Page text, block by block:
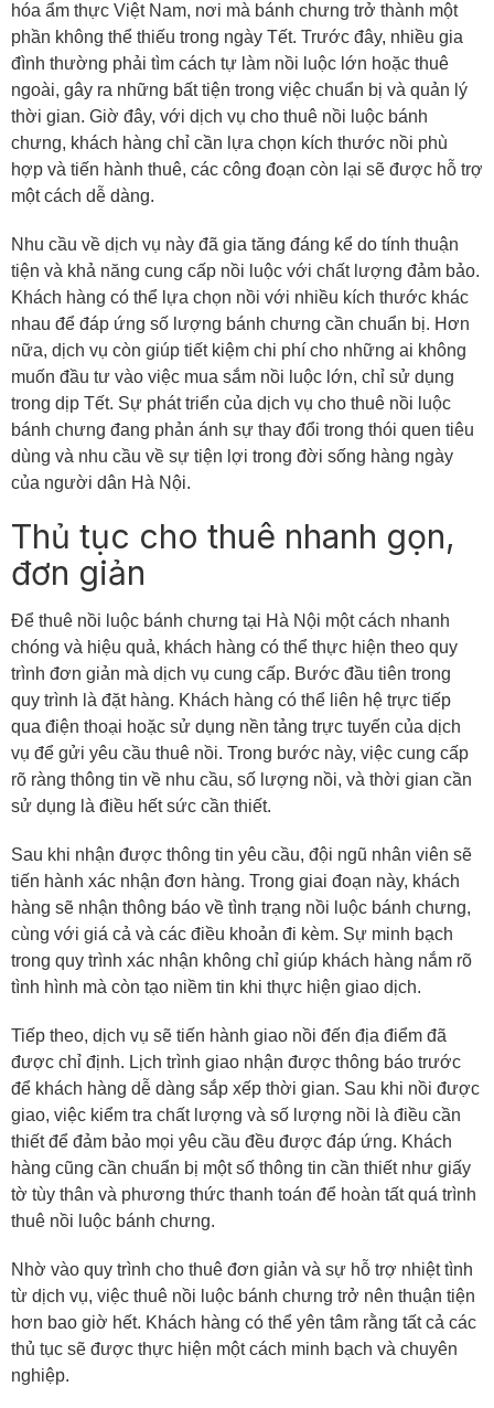
hóa ẩm thực Việt Nam, nơi mà bánh chưng trở thành một
phần không thể thiếu trong ngày Tết. Trước đây, nhiều gia
đình thường phải tìm cách tự làm nồi luộc lớn hoặc thuê
ngoài, gây ra những bất tiện trong việc chuẩn bị và quản lý
thời gian. Giờ đây, với dịch vụ cho thuê nồi luộc bánh
chưng, khách hàng chỉ cần lựa chọn kích thước nồi phù
hợp và tiến hành thuê, các công đoạn còn lại sẽ được hỗ trợ
một cách dễ dàng.
Nhu cầu về dịch vụ này đã gia tăng đáng kể do tính thuận
tiện và khả năng cung cấp nồi luộc với chất lượng đảm bảo.
Khách hàng có thể lựa chọn nồi với nhiều kích thước khác
nhau để đáp ứng số lượng bánh chưng cần chuẩn bị. Hơn
nữa, dịch vụ còn giúp tiết kiệm chi phí cho những ai không
muốn đầu tư vào việc mua sắm nồi luộc lớn, chỉ sử dụng
trong dịp Tết. Sự phát triển của dịch vụ cho thuê nồi luộc
bánh chưng đang phản ánh sự thay đổi trong thói quen tiêu
dùng và nhu cầu về sự tiện lợi trong đời sống hàng ngày
của người dân Hà Nội.
Thủ tục cho thuê nhanh gọn,
đơn giản
Để thuê nồi luộc bánh chưng tại Hà Nội một cách nhanh
chóng và hiệu quả, khách hàng có thể thực hiện theo quy
trình đơn giản mà dịch vụ cung cấp. Bước đầu tiên trong
quy trình là đặt hàng. Khách hàng có thể liên hệ trực tiếp
qua điện thoại hoặc sử dụng nền tảng trực tuyến của dịch
vụ để gửi yêu cầu thuê nồi. Trong bước này, việc cung cấp
rõ ràng thông tin về nhu cầu, số lượng nồi, và thời gian cần
sử dụng là điều hết sức cần thiết.
Sau khi nhận được thông tin yêu cầu, đội ngũ nhân viên sẽ
tiến hành xác nhận đơn hàng. Trong giai đoạn này, khách
hàng sẽ nhận thông báo về tình trạng nồi luộc bánh chưng,
cùng với giá cả và các điều khoản đi kèm. Sự minh bạch
trong quy trình xác nhận không chỉ giúp khách hàng nắm rõ
tình hình mà còn tạo niềm tin khi thực hiện giao dịch.
Tiếp theo, dịch vụ sẽ tiến hành giao nồi đến địa điểm đã
được chỉ định. Lịch trình giao nhận được thông báo trước
để khách hàng dễ dàng sắp xếp thời gian. Sau khi nồi được
giao, việc kiểm tra chất lượng và số lượng nồi là điều cần
thiết để đảm bảo mọi yêu cầu đều được đáp ứng. Khách
hàng cũng cần chuẩn bị một số thông tin cần thiết như giấy
tờ tùy thân và phương thức thanh toán để hoàn tất quá trình
thuê nồi luộc bánh chưng.
Nhờ vào quy trình cho thuê đơn giản và sự hỗ trợ nhiệt tình
từ dịch vụ, việc thuê nồi luộc bánh chưng trở nên thuận tiện
hơn bao giờ hết. Khách hàng có thể yên tâm rằng tất cả các
thủ tục sẽ được thực hiện một cách minh bạch và chuyên
nghiệp.